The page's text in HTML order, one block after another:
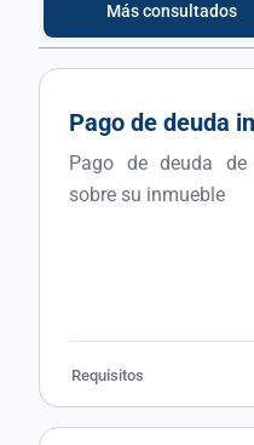
Más consultados
Pago de deuda
Pago de deuda
sobre su inmueble
Requisitos